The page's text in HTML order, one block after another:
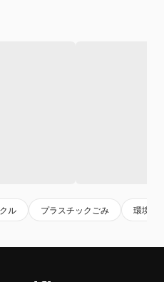
ル プラスチックごみ 環境問